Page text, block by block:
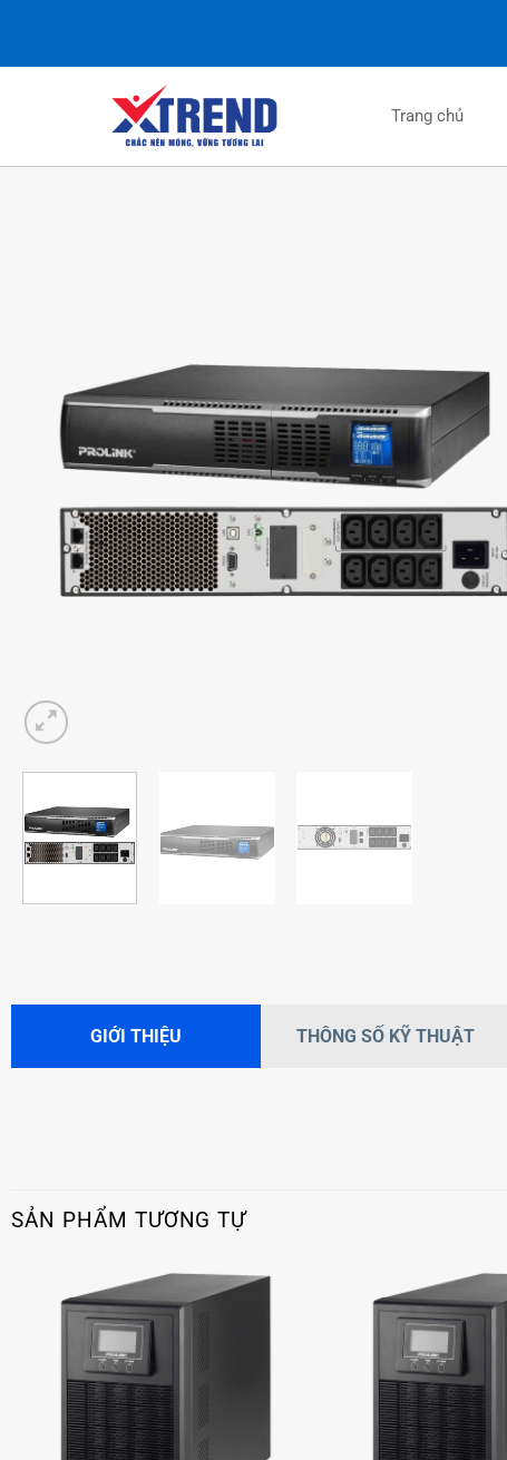
Trang chủ
GIỚI THIỆU THÔNG SỐ KỸ THUẬT
SẢN PHẨM TƯƠNG TỰ